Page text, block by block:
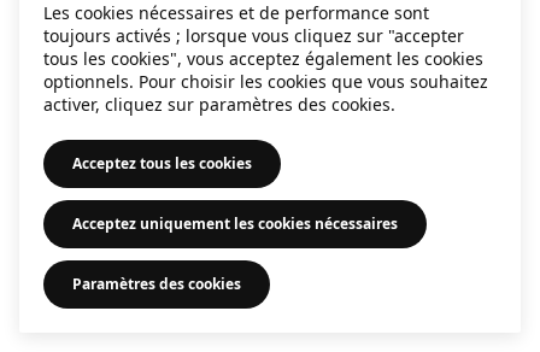
Les cookies nécessaires et de performance sont
toujours activés ; lorsque vous cliquez sur "accepter
tous les cookies", vous acceptez également les cookies
optionnels. Pour choisir les cookies que vous souhaitez
activer, cliquez sur paramètres des cookies.
Acceptez tous les cookies
Acceptez uniquement les cookies nécessaires
Paramètres des cookies